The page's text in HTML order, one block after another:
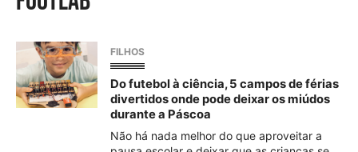
FILHOS
Do futebol à ciência, 5 campos de férias
divertidos onde pode deixar os miúdos
durante a Páscoa
Não há nada melhor do que aproveitar a